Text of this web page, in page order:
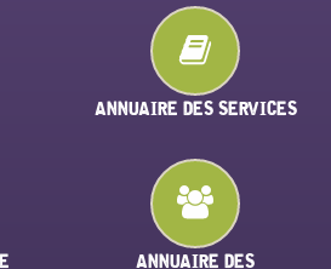
ANNUAIRE DES SERVICES
ANNUAIRE DES